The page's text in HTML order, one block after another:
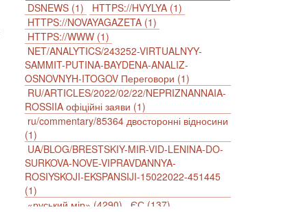
DSNEWS (1)
HTTPS://HVYLYA (1)
HTTPS://NOVAYAGAZETA (1)
HTTPS://WWW (1)
NET/ANALYTICS/243252-VIRTUALNYY-
SAMMIT-PUTINA-BAYDENA-ANALIZ-
OSNOVNYH-ITOGOV Переговори (1)
RU/ARTICLES/2022/02/22/NEPRIZNANNAIA-
ROSSIIA офіційні заяви (1)
ru/commentary/85364 двосторонні відносини
(1)
UA/BLOG/BRESTSKIY-MIR-VID-LENINA-DO-
SURKOVA-NOVE-VIPRAVDANNYA-
ROSIYSKOJI-EKSPANSIJI-15022022-451445
(1)
«руський мір» (4290)
ЄС (137)